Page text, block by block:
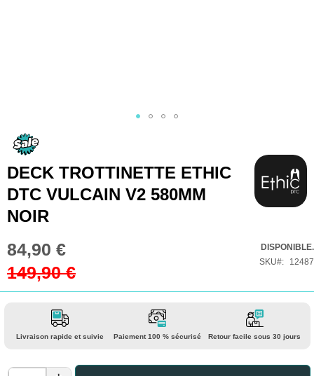
Skip
the
of
the
gallery
DECK TROTTINETTE ETHIC
DTC VULCAIN V2 580MM
NOIR
Prix
Spécial
84,90 €
149,90 €
DISPONIBLE.
SKU
12487
Livraison rapide et suivie Paiement 100 % sécurisé Retour facile sous 30 jours